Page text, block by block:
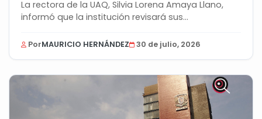
La rectora de la UAQ, Silvia Lorena Amaya Llano,
informó que la institución revisará sus...
PorMAURICIO HERNÁNDEZ 30 de julio, 2026